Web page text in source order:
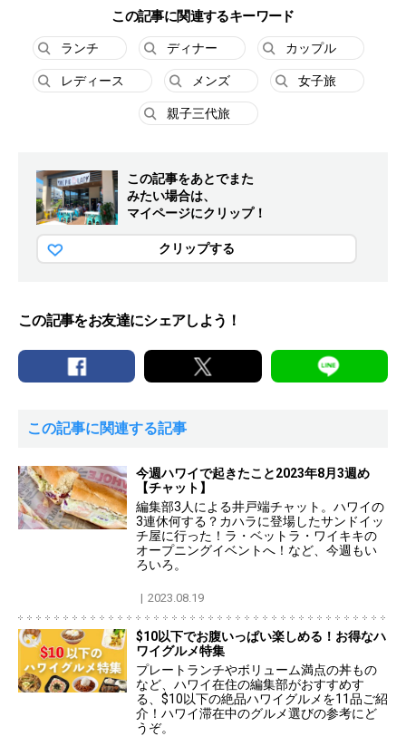
この記事に関連するキーワード
ランチ ディナー カップル
レディース メンズ 女子旅
親子三代旅
この記事をあとでまた
みたい場合は、
マイページにクリップ！
クリップする
この記事をお友達にシェアしよう！
この記事に関連する記事
今週ハワイで起きたこと2023年8月3週め
【チャット】
編集部3人による井戸端チャット。ハワイの
3連休何する？カハラに登場したサンドイッ
チ屋に行った！ラ・ベットラ・ワイキキの
オープニングイベントへ！など、今週もい
ろいろ。
2023.08.19
$10以下でお腹いっぱい楽しめる！お得なハ
ワイグルメ特集
プレートランチやボリューム満点の丼もの
など、ハワイ在住の編集部がおすすめす
る、$10以下の絶品ハワイグルメを11品ご紹
介！ハワイ滞在中のグルメ選びの参考にど
うぞ。